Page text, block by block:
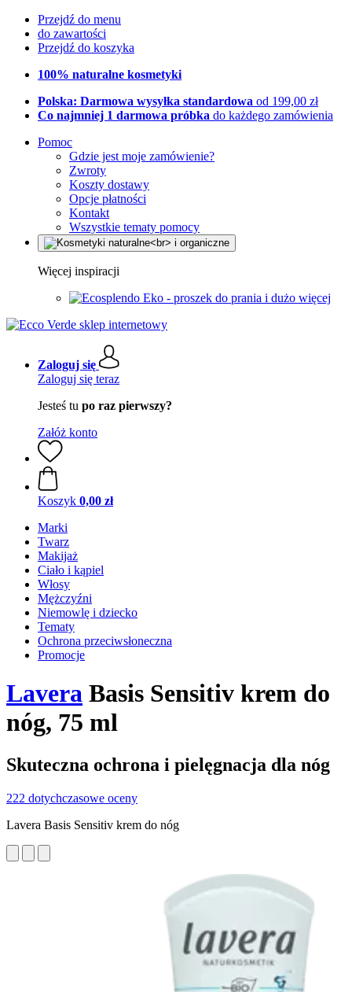
Przejdź do menu
do zawartości
Przejdź do koszyka
100% naturalne kosmetyki
Polska: Darmowa wysyłka standardowa od 199,00 zł
Co najmniej 1 darmowa próbka do każdego zamówienia
Pomoc
Gdzie jest moje zamówienie?
Zwroty
Koszty dostawy
Opcje płatności
Kontakt
Wszystkie tematy pomocy
Więcej inspiracji
Eko - proszek do prania i dużo więcej
Zaloguj się
Zaloguj się teraz
Jesteś tu po raz pierwszy?
Załóż konto
Koszyk 0,00 zł
Marki
Twarz
Makijaż
Ciało i kąpiel
Włosy
Mężczyźni
Niemowlę i dziecko
Tematy
Ochrona przeciwsłoneczna
Promocje
Lavera Basis Sensitiv krem do
nóg, 75 ml
Skuteczna ochrona i pielęgnacja dla nóg
222 dotychczasowe oceny
Lavera Basis Sensitiv krem do nóg